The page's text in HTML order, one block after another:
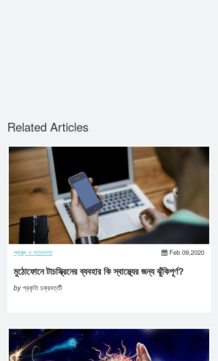
Related Articles
স্বাস্থ্য ও সচেতনতা Feb 09,2020
মুঠোফোনে টাচস্ক্রিনের ব্যবহার কি স্বাস্থ্যের জন্য ঝুঁকিপূর্ণ?
byপ্রকৃতি চক্রবর্ত্তী